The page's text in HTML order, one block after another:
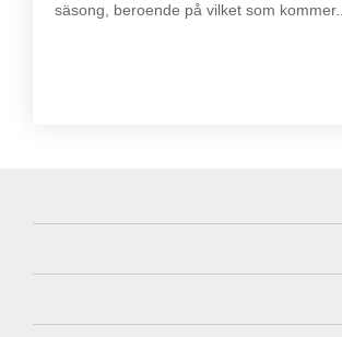
säsong, beroende på vilket som kommer...